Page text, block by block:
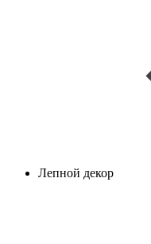
Лепной декор